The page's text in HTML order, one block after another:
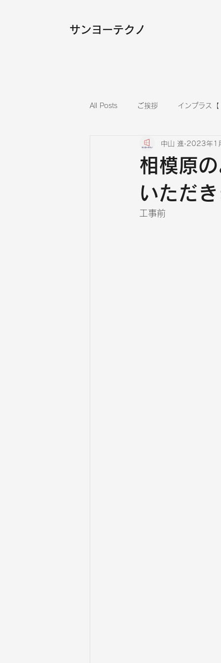
​サンヨーテクノ
All Posts ご挨拶 インプラス
フローリング張替え
相模原
いただ
中山 進 2023年1
工事前